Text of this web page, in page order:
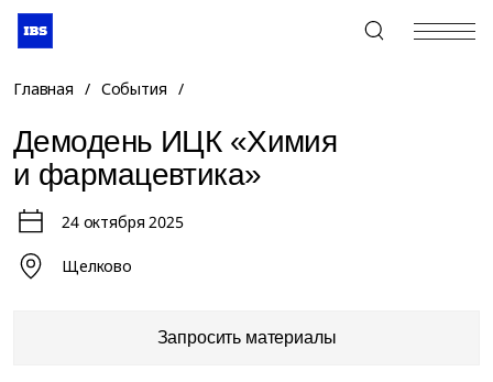
+7 (495) 967-80-80
Главная / События /
Демодень ИЦК «Химия
и фармацевтика»
24 октября 2025
Щелково
Запросить материалы